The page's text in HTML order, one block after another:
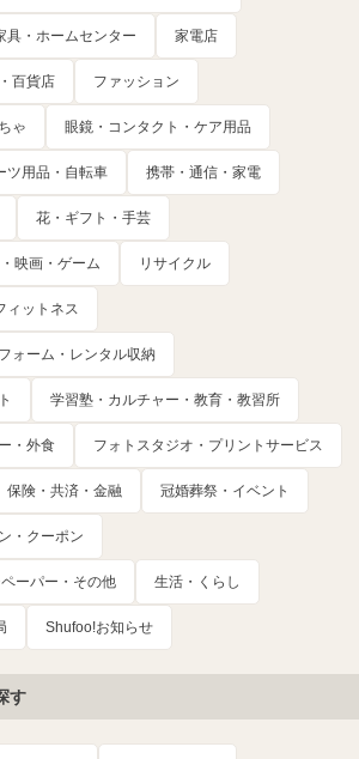
具・ホームセンター 家電店
百貨店 ファッション
ゃ 眼鏡・コンタクト・ケア用品
ツ用品・自転車 携帯・通信・家電
花・ギフト・手芸
映画・ゲーム リサイクル
ィットネス
ォーム・レンタル収納
学習塾・カルチャー・教育・教習所
・外食 フォトスタジオ・プリントサービス
保険・共済・金融 冠婚葬祭・イベント
・クーポン
ーパー・その他 生活・くらし
Shufoo!お知らせ
す